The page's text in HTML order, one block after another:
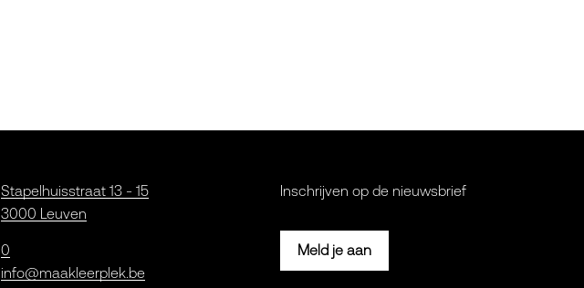
Stapelhuisstraat 13 - 15
3000 Leuven
0
info@maakleerplek.be
Inschrijven op de nieuwsbrief
Meld je aan